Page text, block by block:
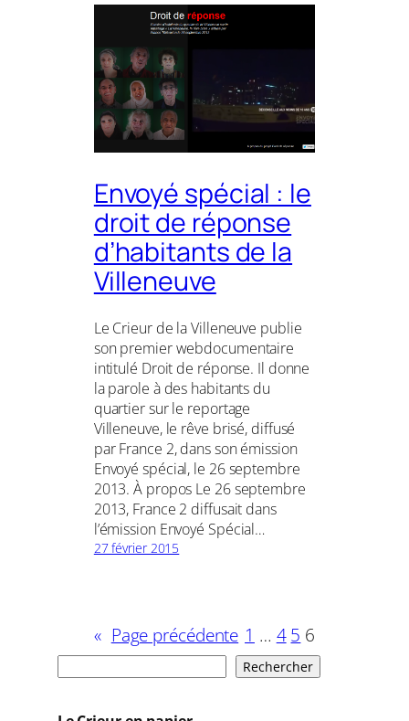
Envoyé spécial : le
droit de réponse
d’habitants de la
Villeneuve
Le Crieur de la Villeneuve publie
son premier webdocumentaire
intitulé Droit de réponse. Il donne
la parole à des habitants du
quartier sur le reportage
Villeneuve, le rêve brisé, diffusé
par France 2, dans son émission
Envoyé spécial, le 26 septembre
2013. À propos Le 26 septembre
2013, France 2 diffusait dans
l’émission Envoyé Spécial…
27 février 2015
« Page précédente 1 … 4 5 6
c
Rechercher